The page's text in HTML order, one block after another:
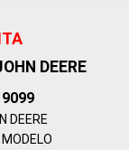
DEERE
DEERE